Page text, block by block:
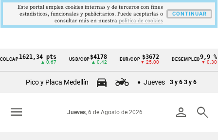
Cintillo
Colombia
1621,34 pts
▲ 0.67
USD/COP$4178
▲ 0.42
EUR/COP $3672
▼ 25.00
DESEMPLEO9,9 %
▼ 0.30
Pico y Placa Medellín Jueves 3 y 6 3 y 6
person search
Jueves, 6 de Agosto de 2026
menu
Este portal emplea cookies internas y de terceros con fines
estadísticos, funcionales y publicitarios. Puede aceptarlas o
consultar más en nuestra politica de cookies
CONTINUAR